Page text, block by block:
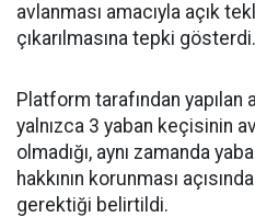
avlanması amacıyla açık
çıkarılmasına tepki gösterdi.
Platform tarafından yapılan
yalnızca 3 yaban keçisinin
olmadığı, aynı zamanda
hakkının korunması
gerektiği belirtildi.